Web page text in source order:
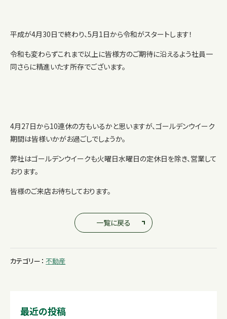
平成が4月30日で終わり、5月1日から令和がスタートします！
令和も変わらずこれまで以上に皆様方のご期待に沿えるよう社員一
同さらに精進いたす所存でございます。
4月27日から10連休の方もいるかと思いますが、ゴールデンウイーク
期間は皆様いかがお過ごしでしょうか。
弊社はゴールデンウイークも火曜日水曜日の定休日を除き、営業して
おります。
皆様のご来店お待ちしております。
一覧に戻る
カテゴリー： 不動産
最近の投稿